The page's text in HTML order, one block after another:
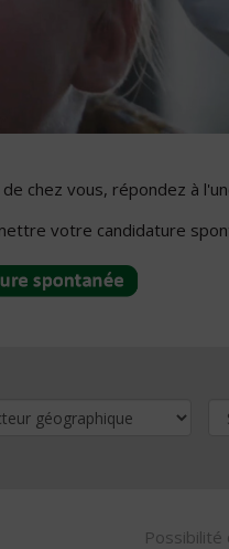
chez vous, répondez à
votre candidature
Possibilité